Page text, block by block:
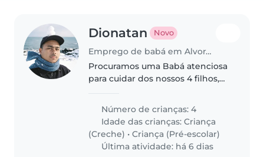
Dionatan Novo
Emprego de babá em Alvorada (Rio Grande do Sul)
Procuramos uma Babá atenciosa
para cuidar dos nossos 4 filhos,
Número de crianças: 4
Idade das crianças:Criança
(Creche) •Criança (Pré-escolar)
Última atividade: há 6 dias